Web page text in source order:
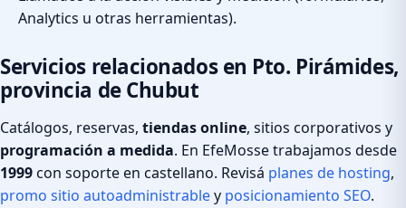
Analytics u otras herramientas).
Servicios relacionados en Pto. Pirámides,
provincia de Chubut
Catálogos, reservas, tiendas online, sitios corporativos y
programación a medida. En EfeMosse trabajamos desde
1999con soporte en castellano. Revisá planes de hosting,
promo sitio autoadministrabley posicionamiento SEO.